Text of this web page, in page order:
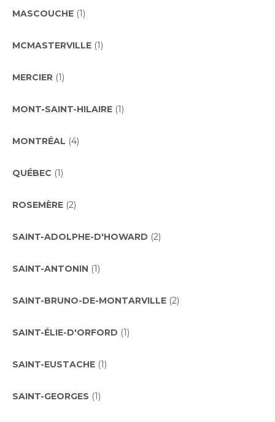
MASCOUCHE (1)
MCMASTERVILLE (1)
MERCIER (1)
MONT-SAINT-HILAIRE (1)
MONTRÉAL (4)
QUÉBEC (1)
ROSEMÈRE (2)
SAINT-ADOLPHE-D'HOWARD (2)
SAINT-ANTONIN (1)
SAINT-BRUNO-DE-MONTARVILLE (2)
SAINT-ÉLIE-D'ORFORD (1)
SAINT-EUSTACHE (1)
SAINT-GEORGES (1)